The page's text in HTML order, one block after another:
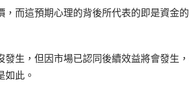
而這預期心理的背後所代表的即是資金
生，但因市場已認同後續效益將會發生
此。